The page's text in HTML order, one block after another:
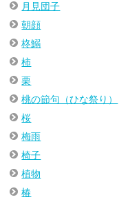
月見団子
朝顔
柊鰯
柿
栗
桃の節句（ひな祭り）
桜
梅雨
椅子
植物
椿